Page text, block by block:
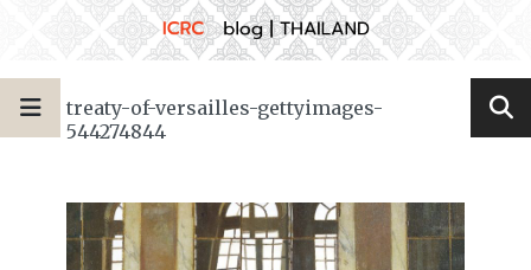
treaty-of-versailles-gettyimages-
544274844